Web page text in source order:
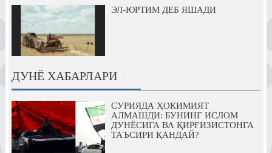
ЭЛ-ЮРТИМ ДЕБ ЯШАДИ
ДУНЁ ХАБАРЛАРИ
СУРИЯДА ҲОКИМИЯТ
АЛМАШДИ: БУНИНГ ИСЛОМ
ДУНЁСИГА ВА ҚИРҒИЗИСТОНГА
ТАЪСИРИ ҚАНДАЙ?